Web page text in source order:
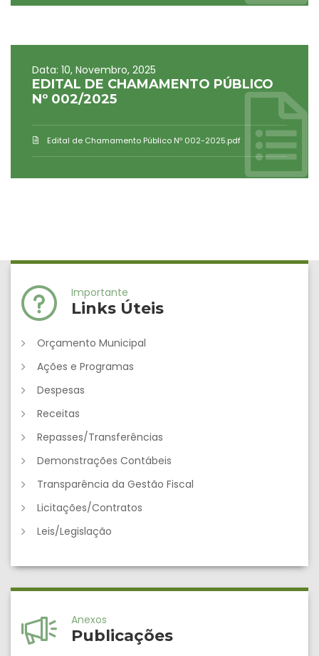
Data: 10, Novembro, 2025
EDITAL DE CHAMAMENTO PÚBLICO
Nº 002/2025
Edital de Chamamento Público Nº 002-2025.pdf
Importante
Links Úteis
Orçamento Municipal
Ações e Programas
Despesas
Receitas
Repasses/Transferências
Demonstrações Contábeis
Transparência da Gestão Fiscal
Licitações/Contratos
Leis/Legislação
Anexos
Publicações